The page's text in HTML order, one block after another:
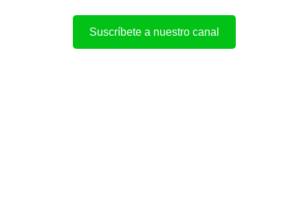
Suscríbete a nuestro canal